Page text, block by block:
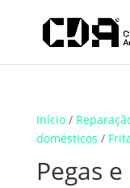
Translate
Início/
domésticos /
Pegas